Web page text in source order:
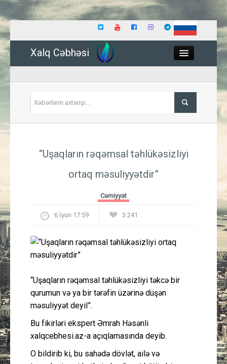
Xalq Cəbhəsi
İqtisadiyyat
Müsahibə
Layihə
“Uşaqların rəqəmsal təhlükəsizliyi
ortaq məsuliyyətdir”
Cəmiyyət
6 İyun 17:59 3 241
“Uşaqların rəqəmsal təhlükəsizliyi təkcə bir
qurumun və ya bir tərəfin üzərinə düşən
məsuliyyət deyil”.
Bu fikirləri ekspert Əmrah Həsənli
xalqcebhesi.az-a açıqlamasında deyib.
O bildirib ki, bu sahədə dövlət, ailə və